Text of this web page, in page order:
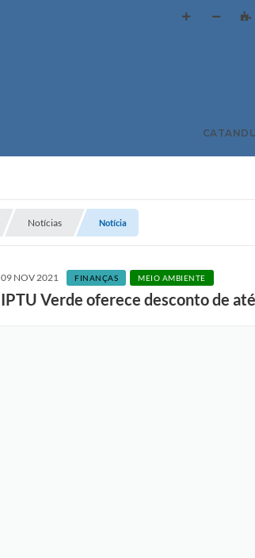
Notícias Notícia
09 NOV 2021 FINANÇAS MEIO AMBIENTE
IPTU Verde oferece desconto de